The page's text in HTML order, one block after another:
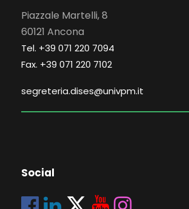
Piazzale Martelli, 8
60121 Ancona
Tel. +39 071 220 7094
Fax. +39 071 220 7102
segreteria.dises@univpm.it
Social